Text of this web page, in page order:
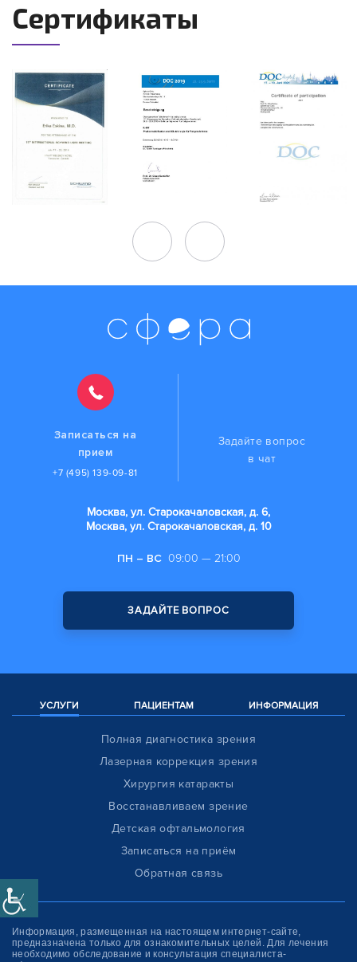
Сертификаты
Записаться на
прием
+7 (495) 139-09-81
Задайте вопрос
в чат
Москва, ул. Старокачаловская, д. 6,
Москва, ул. Старокачаловская, д. 10
ПН – ВС 09:00 — 21:00
ЗАДАЙТЕ ВОПРОС
УСЛУГИ ПАЦИЕНТАМ ИНФОРМАЦИЯ
Полная диагностика зрения
Лазерная коррекция зрения
Хирургия катаракты
Восстанавливаем зрение
Детская офтальмология
Записаться на приём
Обратная связь
Информация, размещенная на настоящем интернет-сайте,
предназначена только для ознакомитель­ных целей. Для лечения
необходимо обследование и консультация специалиста-